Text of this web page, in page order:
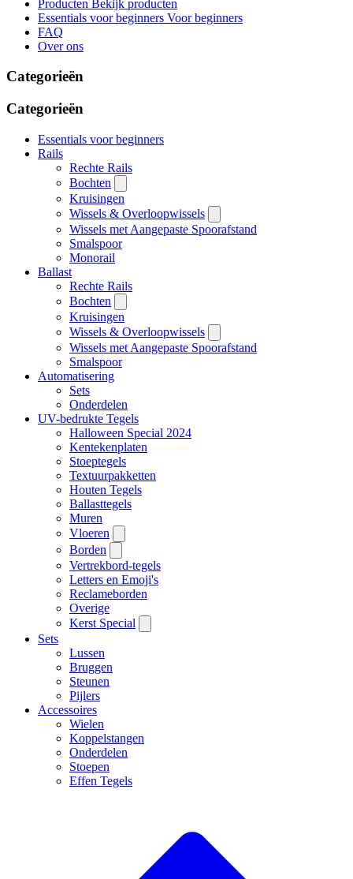
Producten Bekijk producten
Essentials voor beginners Voor beginners
FAQ
Over ons
Categorieën
Categorieën
Essentials voor beginners
Rails
Rechte Rails
Bochten
Kruisingen
Wissels & Overloopwissels
Wissels met Aangepaste Spoorafstand
Smalspoor
Monorail
Ballast
Rechte Rails
Bochten
Kruisingen
Wissels & Overloopwissels
Wissels met Aangepaste Spoorafstand
Smalspoor
Automatisering
Sets
Onderdelen
UV-bedrukte Tegels
Halloween Special 2024
Kentekenplaten
Stoeptegels
Textuurpakketten
Houten Tegels
Ballasttegels
Muren
Vloeren
Borden
Vertrekbord-tegels
Letters en Emoji's
Reclameborden
Overige
Kerst Special
Sets
Lussen
Bruggen
Steunen
Pijlers
Accessoires
Wielen
Koppelstangen
Onderdelen
Stoepen
Effen Tegels